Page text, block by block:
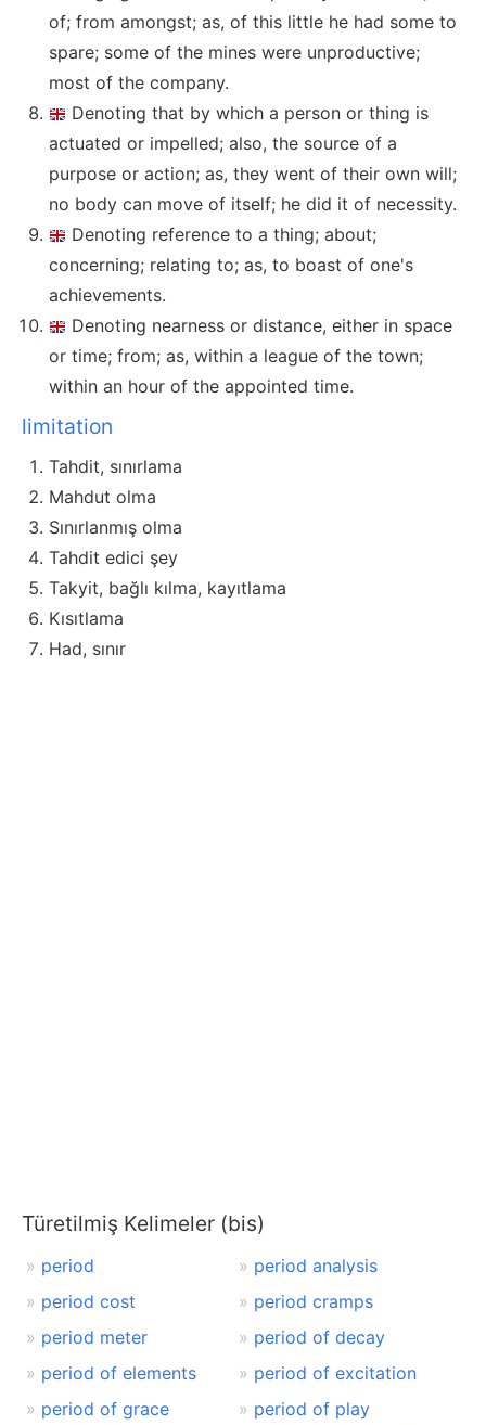
of; from amongst; as, of this little he had some to
spare; some of the mines were unproductive;
most of the company.
Denoting that by which a person or thing is
actuated or impelled; also, the source of a
purpose or action; as, they went of their own will;
no body can move of itself; he did it of necessity.
Denoting reference to a thing; about;
concerning; relating to; as, to boast of one's
achievements.
Denoting nearness or distance, either in space
or time; from; as, within a league of the town;
within an hour of the appointed time.
limitation
Tahdit, sınırlama
Mahdut olma
Sınırlanmış olma
Tahdit edici şey
Takyit, bağlı kılma, kayıtlama
Kısıtlama
Had, sınır
Türetilmiş Kelimeler (bis)
period
period analysis
period cost
period cramps
period meter
period of decay
period of elements
period of excitation
period of grace
period of play